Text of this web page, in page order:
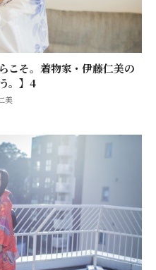
こそ。着物家・伊藤仁美の
。】4
美